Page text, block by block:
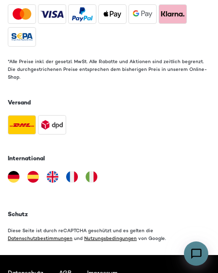
*Alle Preise inkl. der gesetzl. MwSt. Alle Rabatte und Aktionen sind zeitlich begrenzt.
Die durchgestrichenen Preise entsprechen dem bisherigen Preis in unserem Online-
Shop.
Versand
International
Schutz
Diese Seite ist durch reCAPTCHA geschützt und es gelten die
Datenschutzbestimmungen und Nutzungsbedingungen von Google.